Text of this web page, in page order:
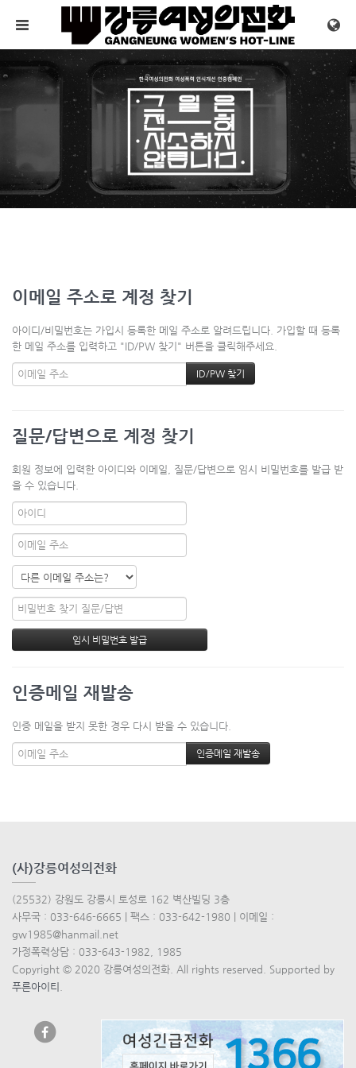
메뉴 건너뛰기
이메일 주소로 계정 찾기
아이디/비밀번호는 가입시 등록한 메일 주소로 알려드립니다. 가입할 때 등록
한 메일 주소를 입력하고 "ID/PW 찾기" 버튼을 클릭해주세요.
질문/답변으로 계정 찾기
회원 정보에 입력한 아이디와 이메일, 질문/답변으로 임시 비밀번호를 발급 받
을 수 있습니다.
인증메일 재발송
인증 메일을 받지 못한 경우 다시 받을 수 있습니다.
(사)강릉여성의전화
(25532) 강원도 강릉시 토성로 162 벽산빌딩 3층
사무국 : 033-646-6665 | 팩스 : 033-642-1980 | 이메일 :
gw1985@hanmail.net
가정폭력상담 : 033-643-1982, 1985
Copyright © 2020 강릉여성의전화. All rights reserved. Supported by
푸른아이티